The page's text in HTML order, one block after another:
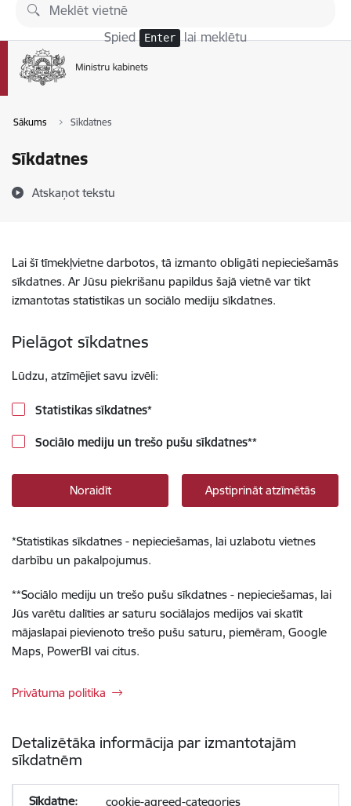
Pāriet uz lapas saturu
Spied Enter lai meklētu
Sākums Sīkdatnes
Sīkdatnes
Atskaņot tekstu
Lai šī tīmekļvietne darbotos, tā izmanto obligāti nepieciešamās
sīkdatnes. Ar Jūsu piekrišanu papildus šajā vietnē var tikt
izmantotas statistikas un sociālo mediju sīkdatnes.
Pielāgot sīkdatnes
Lūdzu, atzīmējiet savu izvēli:
Statistikas sīkdatnes*
Sociālo mediju un trešo pušu sīkdatnes**
Noraidīt Apstiprināt atzīmētās
*Statistikas sīkdatnes - nepieciešamas, lai uzlabotu vietnes
darbību un pakalpojumus.
**Sociālo mediju un trešo pušu sīkdatnes - nepieciešamas, lai
Jūs varētu dalīties ar saturu sociālajos medijos vai skatīt
mājaslapai pievienoto trešo pušu saturu, piemēram, Google
Maps, PowerBI vai citus.
Privātuma politika
Detalizētāka informācija par izmantotajām
sīkdatnēm
cookie-agreed-categories